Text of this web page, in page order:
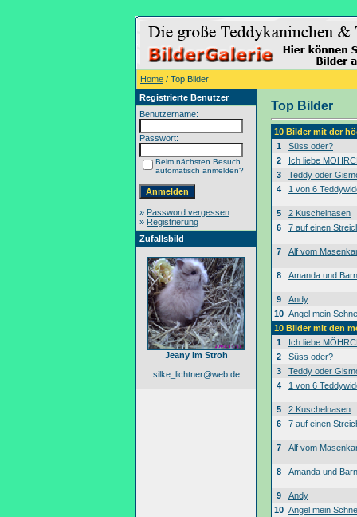
Home / Top Bilder
Registrierte Benutzer
Benutzername:
Passwort:
Beim nächsten Besuch
automatisch anmelden?
» Password vergessen
» Registrierung
Zufallsbild
Jeany im Stroh
silke_lichtner@web.de
Top Bilder
10 Bilder mit der
1
Süss oder?
2
Ich liebe
3
Teddy oder
4
1 von 6
5
2 Kuschelnasen
6
7 auf einen
7 Alf vom
8 Amanda und
9
Andy
10 Angel mein
10 Bilder mit den
1
Ich liebe
2
Süss oder?
3
Teddy oder
4
1 von 6
5
2 Kuschelnasen
6
7 auf einen
7 Alf vom
8 Amanda und
9
Andy
10 Angel mein